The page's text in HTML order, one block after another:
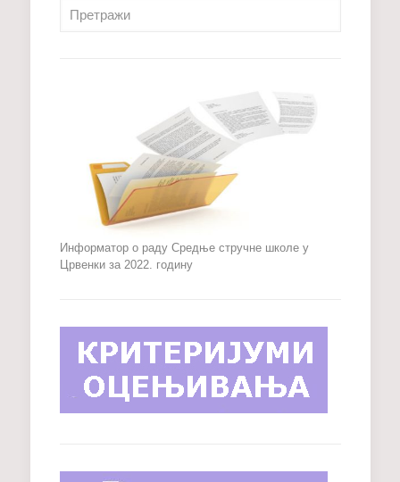
Информатор о раду Средње стручне школе у
Црвенки за 2022. годину